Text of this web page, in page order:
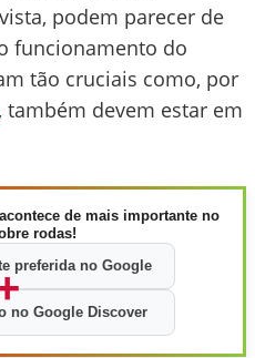
podem parecer de
funcionamento do
tão cruciais como, por
, também devem estar em
de mais importante no
rodas!
preferida no Google
no Google Discover